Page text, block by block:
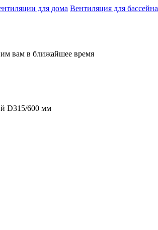
для дома Вентиляция для бассейна
вам в ближайшее время
D315/600 мм